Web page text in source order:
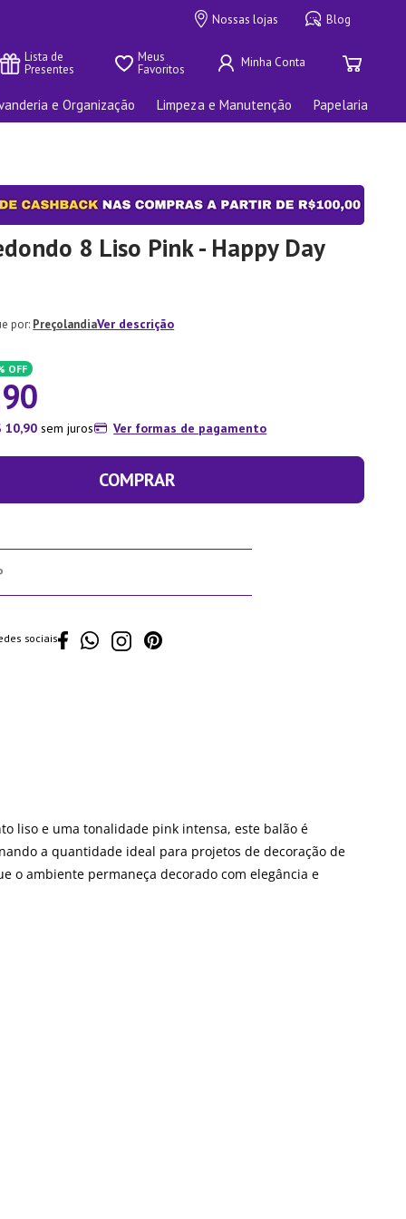
Nossas lojas Blog
Lista de
Presentes
Meus
Favoritos
e Organização Limpeza e Manutenção Papelaria
8 Liso Pink - Happy Day
PreçolandiaVer descrição
OFF
90
10,90 sem juros Ver formas de pagamento
COMPRAR
sociais
liso e uma tonalidade pink intensa, este balão é
a quantidade ideal para projetos de decoração de
o ambiente permaneça decorado com elegância e